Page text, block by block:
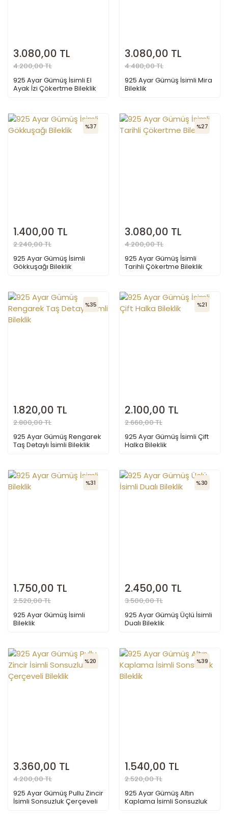
3.080,00 TL
4.200,00 TL
925 Ayar Gümüş İsimli El
Ayak İzi Çökertme Bileklik
3.080,00 TL
4.480,00 TL
925 Ayar Gümüş İsimli Mira
Bileklik
%37
1.400,00 TL
2.240,00 TL
925 Ayar Gümüş İsimli
Gökkuşağı Bileklik
%27
3.080,00 TL
4.200,00 TL
925 Ayar Gümüş İsimli
Tarihli Çökertme Bileklik
%35
1.820,00 TL
2.800,00 TL
925 Ayar Gümüş Rengarek
Taş Detaylı İsimli Bileklik
%21
2.100,00 TL
2.660,00 TL
925 Ayar Gümüş İsimli Çift
Halka Bileklik
%31
1.750,00 TL
2.520,00 TL
925 Ayar Gümüş İsimli
Bileklik
%30
2.450,00 TL
3.500,00 TL
925 Ayar Gümüş Üçlü İsimli
Dualı Bileklik
%20
3.360,00 TL
4.200,00 TL
925 Ayar Gümüş Pullu Zincir
İsimli Sonsuzluk Çerçeveli
%39
1.540,00 TL
2.520,00 TL
925 Ayar Gümüş Altın
Kaplama İsimli Sonsuzluk